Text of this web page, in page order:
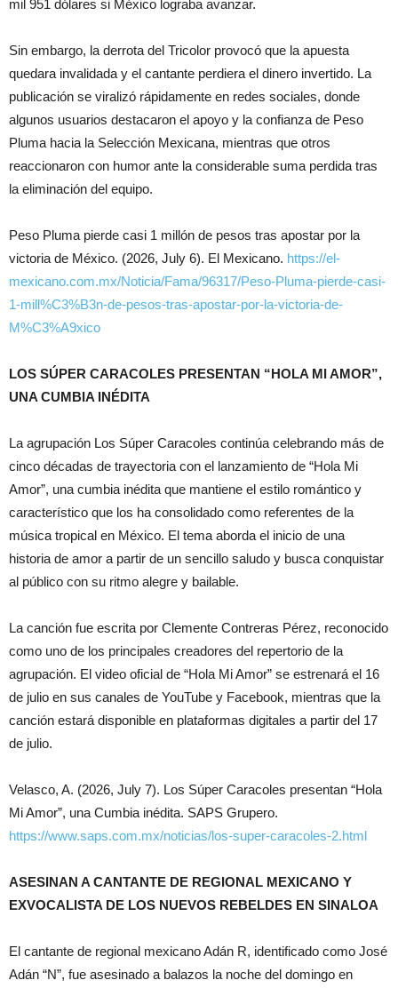
mil 951 dólares si México lograba avanzar.
Sin embargo, la derrota del Tricolor provocó que la apuesta
quedara invalidada y el cantante perdiera el dinero invertido. La
publicación se viralizó rápidamente en redes sociales, donde
algunos usuarios destacaron el apoyo y la confianza de Peso
Pluma hacia la Selección Mexicana, mientras que otros
reaccionaron con humor ante la considerable suma perdida tras
la eliminación del equipo.
Peso Pluma pierde casi 1 millón de pesos tras apostar por la
victoria de México. (2026, July 6). El Mexicano. https://el-
mexicano.com.mx/Noticia/Fama/96317/Peso-Pluma-pierde-casi-
1-mill%C3%B3n-de-pesos-tras-apostar-por-la-victoria-de-
M%C3%A9xico
LOS SÚPER CARACOLES PRESENTAN “HOLA MI AMOR”,
UNA CUMBIA INÉDITA
La agrupación Los Súper Caracoles continúa celebrando más de
cinco décadas de trayectoria con el lanzamiento de “Hola Mi
Amor”, una cumbia inédita que mantiene el estilo romántico y
característico que los ha consolidado como referentes de la
música tropical en México. El tema aborda el inicio de una
historia de amor a partir de un sencillo saludo y busca conquistar
al público con su ritmo alegre y bailable.
La canción fue escrita por Clemente Contreras Pérez, reconocido
como uno de los principales creadores del repertorio de la
agrupación. El video oficial de “Hola Mi Amor” se estrenará el 16
de julio en sus canales de YouTube y Facebook, mientras que la
canción estará disponible en plataformas digitales a partir del 17
de julio.
Velasco, A. (2026, July 7). Los Súper Caracoles presentan “Hola
Mi Amor”, una Cumbia inédita. SAPS Grupero.
https://www.saps.com.mx/noticias/los-super-caracoles-2.html
ASESINAN A CANTANTE DE REGIONAL MEXICANO Y
EXVOCALISTA DE LOS NUEVOS REBELDES EN SINALOA
El cantante de regional mexicano Adán R, identificado como José
Adán “N”, fue asesinado a balazos la noche del domingo en